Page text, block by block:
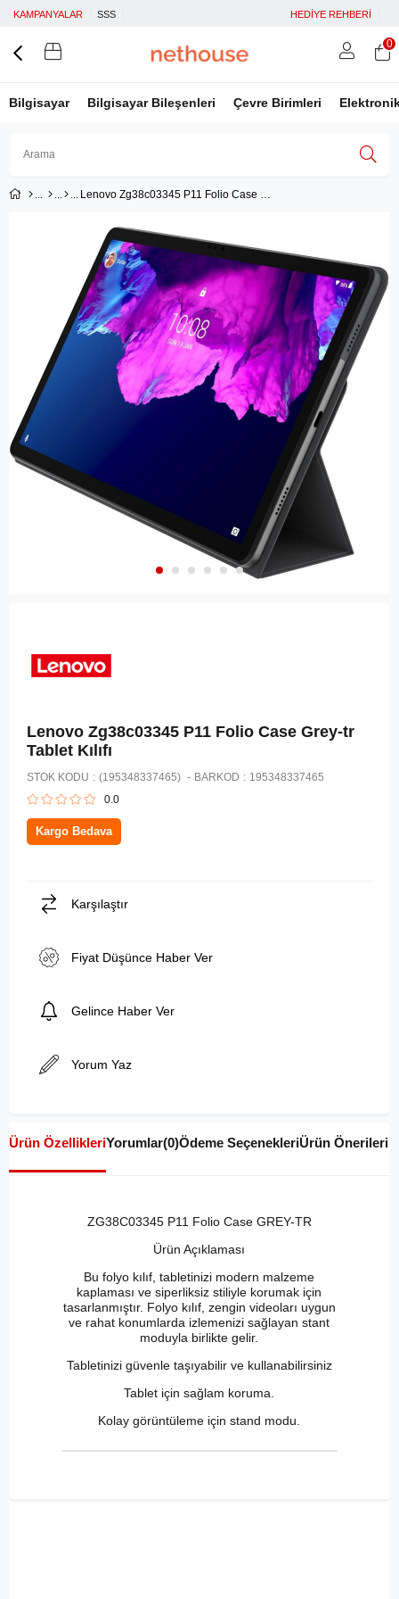
KAMPANYALAR SSS HEDİYE REHBERİ
Bilgisayar Bilgisayar Bileşenleri Çevre Birimleri
Üye Girişi
Google İle Bağlan
0
Lenovo Zg38c03345 P11 Folio Case Grey-tr Tablet Kılıfı
Lenovo Zg38c03345 P11 Folio Case Grey-tr
Tablet Kılıfı
STOK KODU (195348337465) BARKOD : 195348337465
0.0
Kargo Bedava
Karşılaştır
Fiyat Düşünce Haber Ver
Gelince Haber Ver
Yorum Yaz
Ürün ÖzellikleriYorumlar(0)Ödeme SeçenekleriÜrün Önerileri
ZG38C03345 P11 Folio Case GREY-TR
Ürün Açıklaması
Bu folyo kılıf, tabletinizi modern malzeme
kaplaması ve siperliksiz stiliyle korumak için
tasarlanmıştır. Folyo kılıf, zengin videoları uygun
ve rahat konumlarda izlemenizi sağlayan stant
moduyla birlikte gelir.
Tabletinizi güvenle taşıyabilir ve kullanabilirsiniz
Tablet için sağlam koruma.
Kolay görüntüleme için stand modu.